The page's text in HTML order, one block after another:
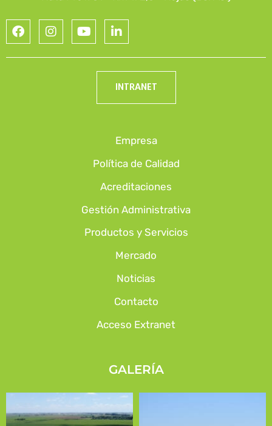
INTRANET
Empresa
Política de Calidad
Acreditaciones
Gestión Administrativa
Productos y Servicios
Mercado
Noticias
Contacto
Acceso Extranet
GALERÍA